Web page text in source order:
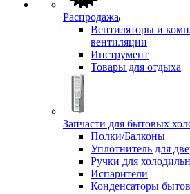
Распродажа
Вентиляторы и
вентиляции
Инструмент
Товары для отдыха
Запчасти для бытовых
Полки/Балконы
Уплотнитель для
Ручки для
Испарители
Конденсаторы